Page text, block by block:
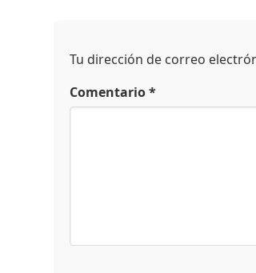
Tu dirección de correo
Comentario*